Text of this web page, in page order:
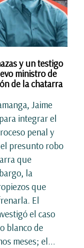
y un testigo
ministro de
de la chatarra
Jaime
integrar el
penal y
presunto robo
que
la
que
El
el caso
blanco de
meses; el...